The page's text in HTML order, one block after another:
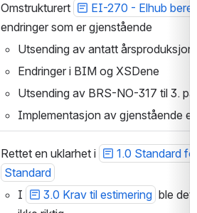
Omstrukturert
EI-270 - Elhub
endringer som er gjenstående
Utsending av antatt årsproduksjon
Endringer i BIM og XSDene
Utsending av BRS-NO-317 til 3.
Implementasjon av gjenstående
Rettet en uklarhet i
1.0 Standard
Standard
I
3.0 Krav til estimering ble det